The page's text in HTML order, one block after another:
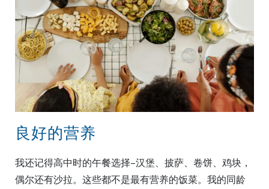
博客
联系我们
良好的营养
我还记得高中时的午餐选择–汉堡、披萨、卷饼、鸡块，
偶尔还有沙拉。这些都不是最有营养的饭菜。我的同龄